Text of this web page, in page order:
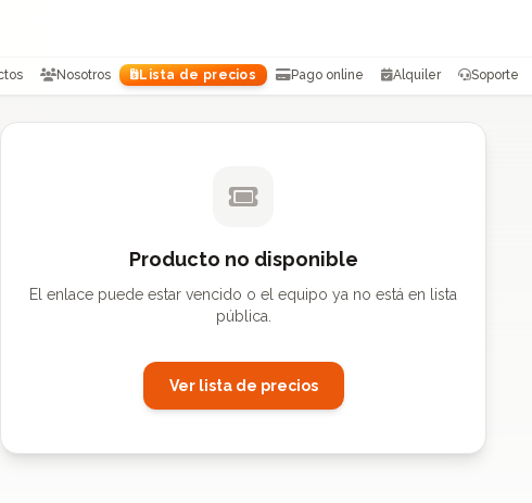
Nosotros Lista de precios Pago online Alquiler Soporte
Producto no disponible
El enlace puede estar vencido o el equipo ya no está en lista
pública.
Ver lista de precios